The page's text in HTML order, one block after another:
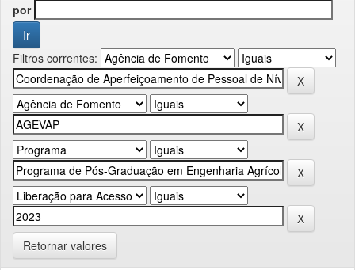
por
Filtros correntes:
Retornar valores